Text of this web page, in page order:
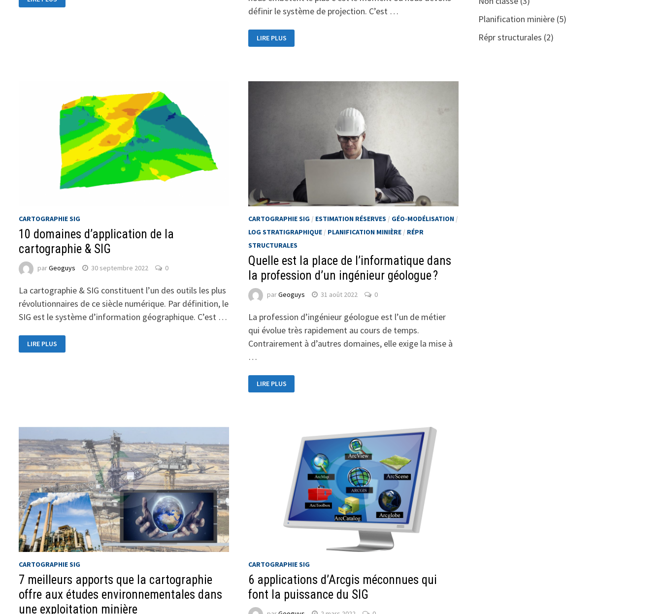
définir le système de projection. C’est …
LIRE PLUS
CARTOGRAPHIE SIG
10 domaines d’application de la
cartographie & SIG
parGeoguys 30 septembre 2022 0
La cartographie & SIG constituent l’un des outils les plus
révolutionnaires de ce siècle numérique. Par définition, le
SIG est le système d’information géographique. C’est …
LIRE PLUS
CARTOGRAPHIE SIG/ ESTIMATION RÉSERVES / GÉO-MODÉLISATION/
LOG STRATIGRAPHIQUE/ PLANIFICATION MINIÈRE/ RÉPR
STRUCTURALES
Quelle est la place de l’informatique dans
la profession d’un ingénieur géologue ?
parGeoguys 31 août 2022 0
La profession d’ingénieur géologue est l’un de métier
qui évolue très rapidement au cours de temps.
Contrairement à d’autres domaines, elle exige la mise à
…
LIRE PLUS
CARTOGRAPHIE SIG
7 meilleurs apports que la cartographie
offre aux études environnementales dans
une exploitation minière
CARTOGRAPHIE SIG
6 applications d’Arcgis méconnues qui
font la puissance du SIG
Planification minière(5)
Répr structurales (2)